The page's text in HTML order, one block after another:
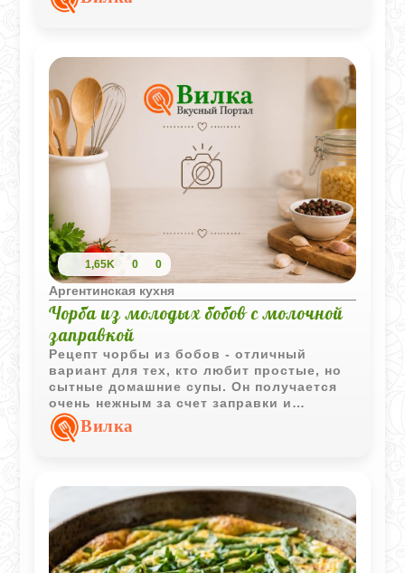
Процесс напоминает приготовление
бархатистую текстуру. Получается очень
сытно и как - то по - домашнему уютно,
особенно если подавать все это горячим
с лимоном.
1,65K 0 0
Аргентинская кухня
Чорба из молодых бобов с молочной
заправкой
Рецепт чорбы из бобов - отличный
вариант для тех, кто любит простые, но
сытные домашние супы. Он получается
очень нежным за счет заправки и
ароматным благодаря свежей зелени.
Вилка